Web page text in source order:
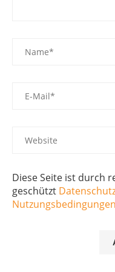
Diese Seite ist durch
geschützt
Nutzungsbedingungen